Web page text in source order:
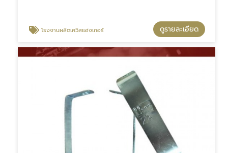
โรงงานผลิตเควิสแฮงเกอร์ ดูรายละเอียด